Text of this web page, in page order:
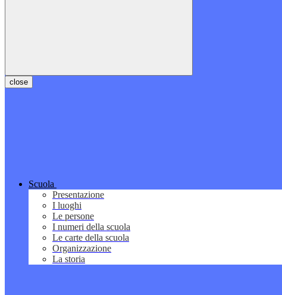
close
Scuola
Presentazione
I luoghi
Le persone
I numeri della scuola
Le carte della scuola
Organizzazione
La storia